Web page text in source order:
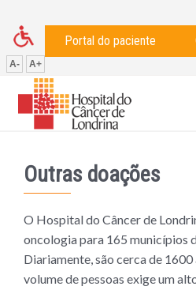
Portal do paciente
A- A+
Outras doações
O Hospital do Câncer de
oncologia para 165 municípios
Diariamente, são cerca de
volume de pessoas exige um